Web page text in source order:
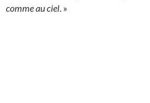
comme au ciel . »